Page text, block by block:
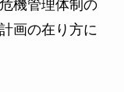
機管理体制の
画の在り方に